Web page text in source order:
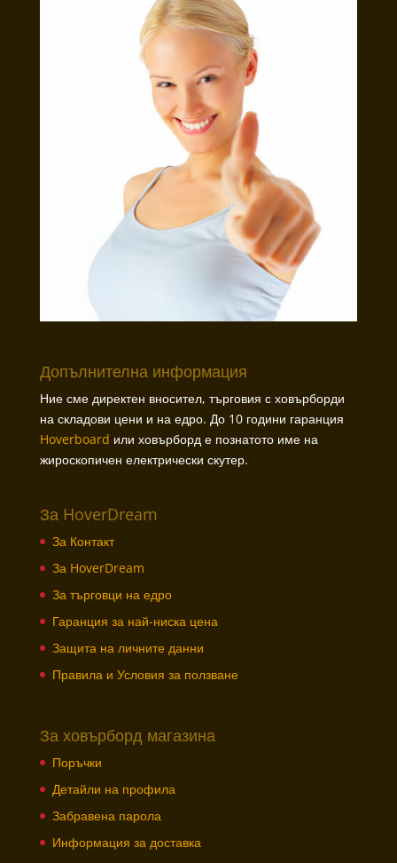
Допълнителна информация
Ние сме директен вносител, търговия с ховърборди
на складови цени и на едро. До 10 години гаранция
Hoverboard или ховърборд е познатото име на
жироскопичен електрически скутер.
За HoverDream
За Контакт
За HoverDream
За търговци на едро
Гаранция за най-ниска цена
Защита на личните данни
Правила и Условия за ползване
За ховърборд магазина
Поръчки
Детайли на профила
Забравена парола
Информация за доставка